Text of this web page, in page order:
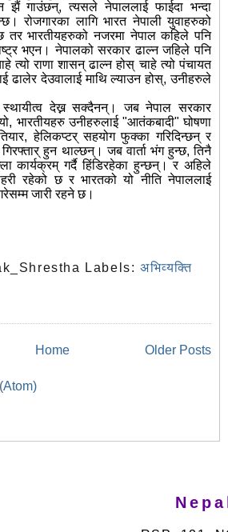
झैं गाउंछन्, त्यसले नेपाललाई फाईदा भन्दा
रोजगारका लागि भारत नेपाली युवाहरुको
तर भारतीयहरुको नजरमा नेपाल कहिले पनि
भएन। नेपालको सरकार ढाल्न जहिले पनि
त्यो राणा शासन् ढाल्न होस् चाहे त्यो पंचायत
ढालेर देउवालाई माथि ल्याउन होस्, उनीहरुले
स्थायीत्व देख्न सक्दैनन्। जब नेपाल सरकार
भारतीयहरु उनीहरुलाई "आतंकबादी" घोषणा
हेलिकप्टर् सहयोग फुक्का गरिदिन्छन् र
हुन थाल्छन्। जब वार्ता भंग हुन्छ, तिनै
कार्यक्रम् गर्दै हिंडिरहेका हुन्छन्। र अहिले
रहेको छ र भारतको यो नीति नेपाललाई
जारी रहने छ।
Labels:अभिव्यक्ति
Older Posts
Home